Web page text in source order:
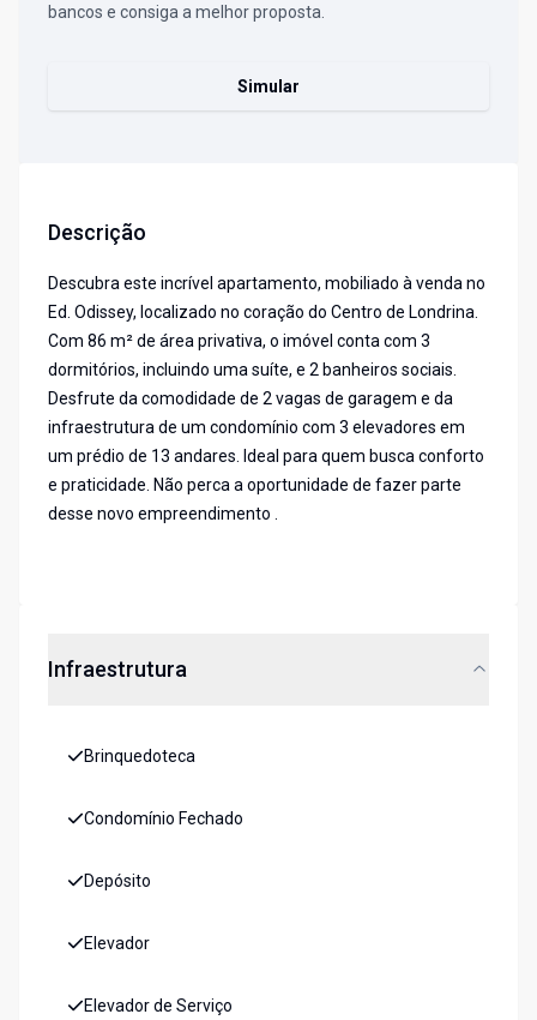
bancos e consiga a melhor proposta.
Simular
Descrição
Descubra este incrível apartamento, mobiliado à venda no
Ed. Odissey, localizado no coração do Centro de Londrina.
Com 86 m² de área privativa, o imóvel conta com 3
dormitórios, incluindo uma suíte, e 2 banheiros sociais.
Desfrute da comodidade de 2 vagas de garagem e da
infraestrutura de um condomínio com 3 elevadores em
um prédio de 13 andares. Ideal para quem busca conforto
e praticidade. Não perca a oportunidade de fazer parte
desse novo empreendimento .
Infraestrutura
Brinquedoteca
Condomínio Fechado
Depósito
Elevador
Elevador de Serviço